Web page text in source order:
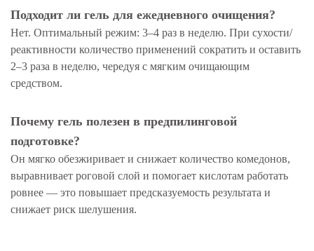
Подходит ли гель для ежедневного очищения?
Нет. Оптимальный режим: 3–4 раз в неделю. При сухости/
реактивности количество применений сократить и оставить
2–3 раза в неделю, чередуя с мягким очищающим
средством.
Почему гель полезен в предпилинговой
подготовке?
Он мягко обезжиривает и снижает количество комедонов,
выравнивает роговой слой и помогает кислотам работать
ровнее — это повышает предсказуемость результата и
снижает риск шелушения.